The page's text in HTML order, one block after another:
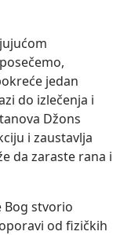
jedan
do izlečenja i
Džons
i zaustavlja
da zaraste rana i
Bog stvorio
od fizičkih